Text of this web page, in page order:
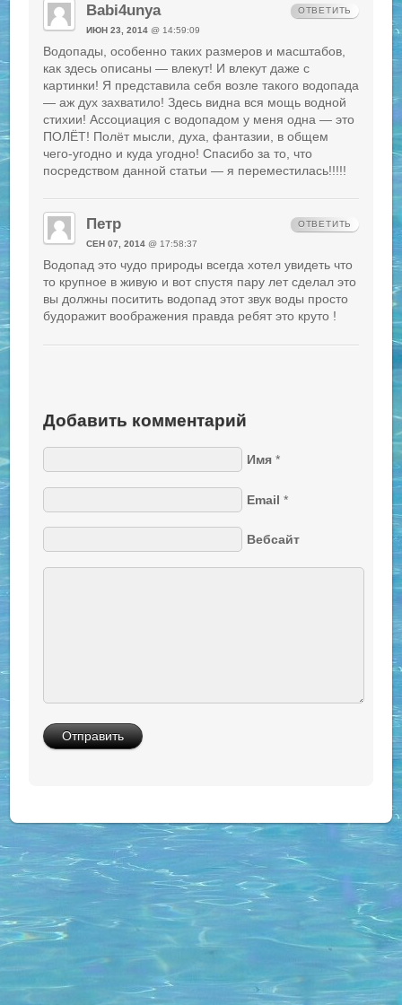
Babi4unya
ИЮН 23, 2014@ 14:59:09
Водопады, особенно таких размеров и масштабов,
как здесь описаны — влекут! И влекут даже с
картинки! Я представила себя возле такого водопада
— аж дух захватило! Здесь видна вся мощь водной
стихии! Ассоциация с водопадом у меня одна — это
ПОЛЁТ! Полёт мысли, духа, фантазии, в общем
чего-угодно и куда угодно! Спасибо за то, что
посредством данной статьи — я переместилась!!!!!
ОТВЕТИТЬ
Петр
СЕН 07, 2014@ 17:58:37
Водопад это чудо природы всегда хотел увидеть что
то крупное в живую и вот спустя пару лет сделал это
вы должны поситить водопад этот звук воды просто
будоражит воображения правда ребят это круто !
ОТВЕТИТЬ
Добавить комментарий
Имя *
Email *
Вебсайт